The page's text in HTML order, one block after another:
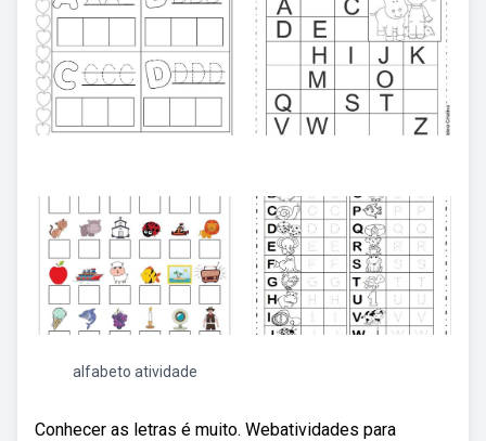
alfabeto atividade
Conhecer as letras é muito. Webatividades para